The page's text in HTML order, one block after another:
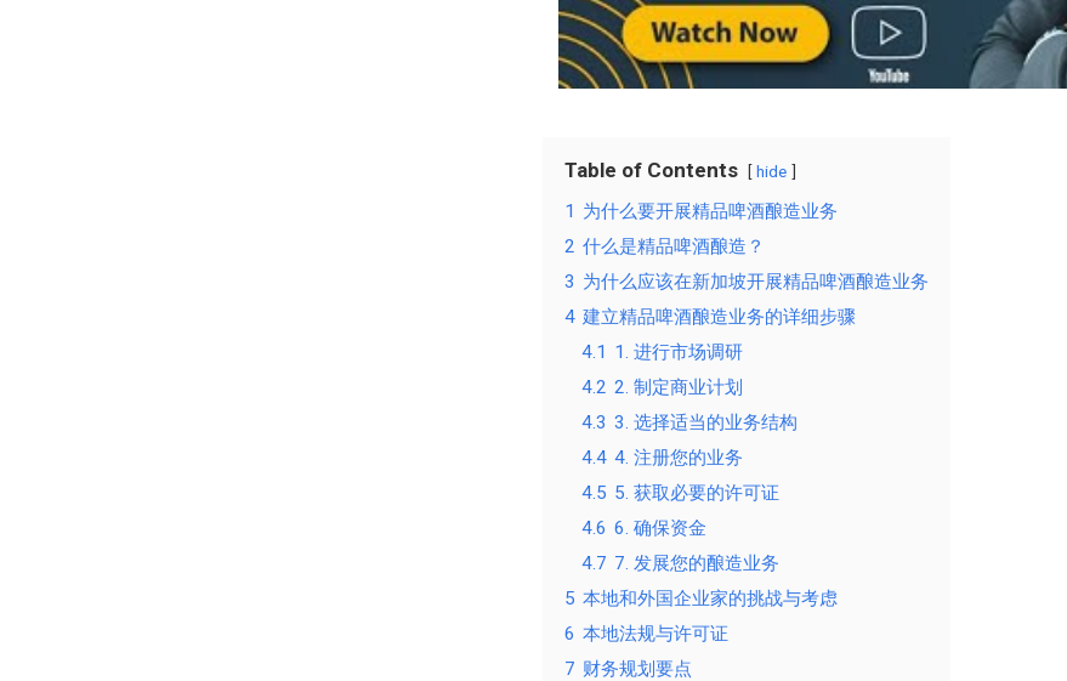
Table of Contents hide
1 为什么要开展精品啤酒酿造业务
2 什么是精品啤酒酿造？
3 为什么应该在新加坡开展精品啤酒酿造业务
4 建立精品啤酒酿造业务的详细步骤
4.1 1. 进行市场调研
4.2 2. 制定商业计划
4.3 3. 选择适当的业务结构
4.4 4. 注册您的业务
4.5 5. 获取必要的许可证
4.6 6. 确保资金
4.7 7. 发展您的酿造业务
5 本地和外国企业家的挑战与考虑
6 本地法规与许可证
7 财务规划要点